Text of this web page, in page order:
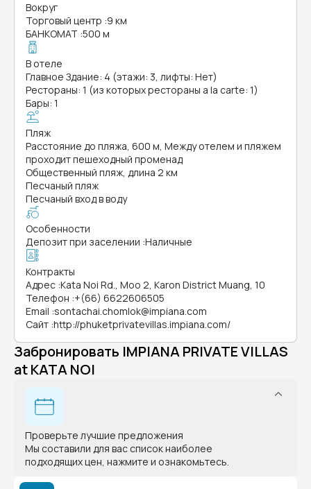
Вокруг
Торговый центр :9 км
БАНКОМАТ :500 м
В отеле
Главное Здание: 4 (этажи: 3, лифты: Нет)
Рестораны: 1 (из которых рестораны a la carte: 1)
Бары: 1
Пляж
Расстояние до пляжа, 600 м, Между отелем и пляжем
проходит пешеходный променад
Общественный пляж, длина 2 км
Песчаный пляж
Песчаный вход в воду
Особенности
Депозит при заселении :Наличные
Контракты
Адрес :Kata Noi Rd., Moo 2, Karon District Muang, 10
Телефон :+(66) 6622606505
Email :sontachai.chomlok@impiana.com
Сайт :http://phuketprivatevillas.impiana.com/
Забронировать IMPIANA PRIVATE VILLAS
at KATA NOI
Проверьте лучшие предложения
Мы составили для вас список наиболее
подходящих цен, нажмите и ознакомьтесь.